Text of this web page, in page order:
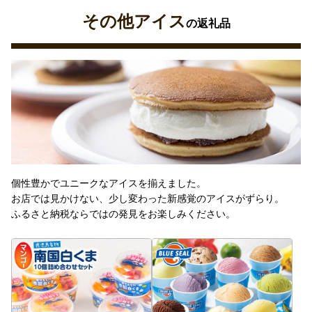
その他アイスの返礼品
個性豊かでユニークなアイスを揃えました。
お店では見かけない、少し変わった新感覚のアイスがずらり。
ふるさと納税ならではの発見をお楽しみください。